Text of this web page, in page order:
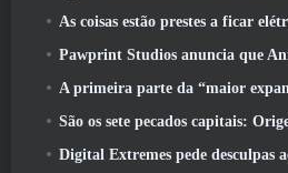
As coisas estão prestes a ficar elétricas no
Pawprint Studios anuncia que Aniimo chegará ao
A primeira parte da “maior expansão de área” da
São os sete pecados capitais:
Digital Extremes pede desculpas aos jogadores pela angústia